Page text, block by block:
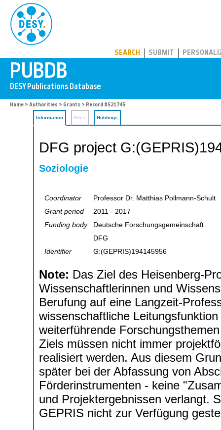
SEARCH SUBMIT
Home > Authorities > Grants > Record #521745
Information Files Holdings
DFG project
Soziologie
Coordinator
Professor Dr. Matthias Pollmann-Schult
Grant period
2011 - 2017
Funding body
Deutsche Forschungsgemeinschaft
DFG
Identifier
G:(GEPRIS)194145956
Note: Das Ziel des Heisenberg-
Wissenschaftlerinnen und
Berufung auf eine Langzeit-
wissenschaftliche
weiterführende
Ziels müssen nicht immer
realisiert werden. Aus diesem
später bei der Abfassung von
Förderinstrumenten - keine
und Projektergebnissen verlangt.
GEPRIS nicht zur Verfügung